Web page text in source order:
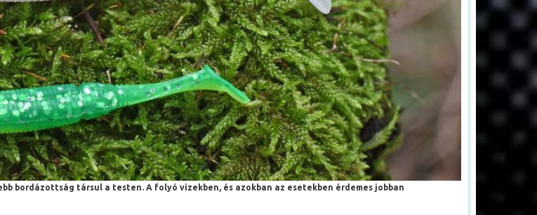
bordázottság társul a testen. A folyó vizekben, és azokban az esetekben érdemes jobban